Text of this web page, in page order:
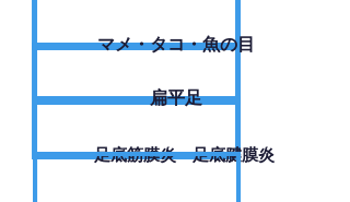
​マメ・タコ・魚の目
扁平足
足底筋膜炎・足底腱膜炎